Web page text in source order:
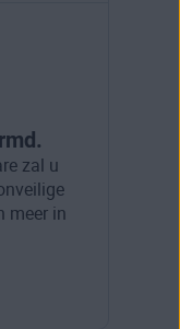
zal u
meer in